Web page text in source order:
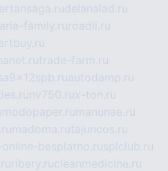
delanalad.ru
aria-family.ru roadli.ru
trade-farm.ru
autodamp.ru
nv750.rux-ton.ru
modopaper.ru manunae.ru
madoma.rutajuncos.ru
besplatno.rusplclub.ru
ribery.rucleanmedicine.ru